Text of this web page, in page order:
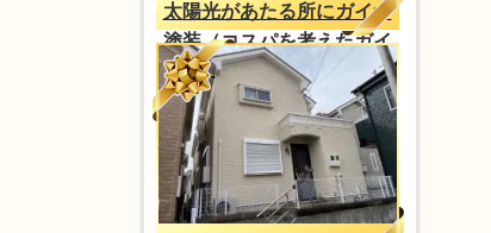
太陽光があたる所にガイナ
塗装（コスパを考えたガイ
ナ塗装）